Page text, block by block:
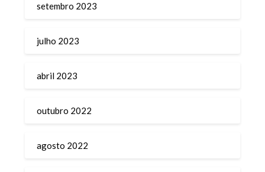
setembro 2023
julho 2023
abril 2023
outubro 2022
agosto 2022